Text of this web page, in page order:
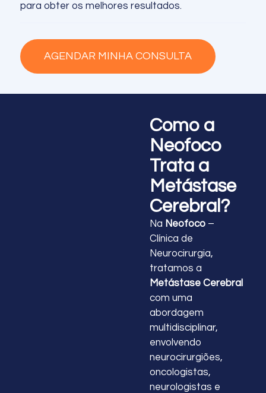
para obter os melhores resultados.
AGENDAR MINHA CONSULTA
Como a
Neofoco
Trata a
Metástase
Cerebral?
Na Neofoco –
Clínica de
Neurocirurgia,
tratamos a
Metástase Cerebral
com uma
abordagem
multidisciplinar,
envolvendo
neurocirurgiões,
oncologistas,
neurologistas e